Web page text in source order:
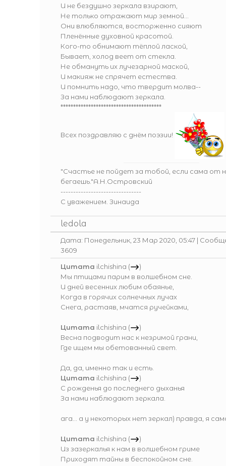
И не бездушно зеркала взирают,
Не только отражают мир земной...
Они влюбляются, восторженно сияют
Пленённые духовной красотой.
Кого-то обнимают тёплой лаской,
Бывает, холод веет от стекла.
Не обмануть их лучезарной маской,
И макияж не спрячет естества.
И помнить надо, что твердит молва--
За нами наблюдают зеркала.
****************************************
Всех поздравляю с днём поэзии!
"Счастье не пойдет за тобой, если сама от
бегаешь."А.Н.Островский
--------------------------------
С уважением. Зинаида
ledola
Дата: Понедельник, 23 Мар 2020, 05:47 |
3609
Цитата ilchishina (
)
Мы птицами парим в волшебном сне.
И дней весенних любим обаянье,
Когда в горячих солнечных лучах
Снега, растаяв, мчатся ручейками,
Цитата ilchishina (
)
Весна подводит нас к незримой грани,
Где ищем мы обетованный свет.
Да, да, именно так и есть.
Цитата ilchishina (
)
С рожденья до последнего дыханья
За нами наблюдают зеркала.
ага... а у некоторых нет зеркал) правда, я
Цитата ilchishina (
)
Из зазеркалья к нам в волшебном гриме
Приходят тайны в беспокойном сне.